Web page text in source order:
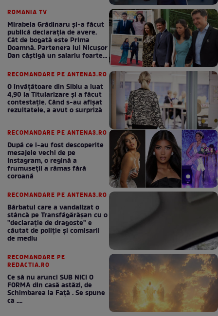
ROMANIA TV
Mirabela Grădinaru și-a făcut
publică declarația de avere.
Cât de bogată este Prima
Doamnă. Partenera lui Nicușor
Dan câștigă un salariu foarte
RECOMANDARE PE ANTENA3.RO
O învățătoare din Sibiu a luat
4,90 la Titularizare și a făcut
contestație. Când s-au afișat
rezultatele, a avut o surpriză
RECOMANDARE PE ANTENA3.RO
După ce i-au fost descoperite
mesajele vechi de pe
Instagram, o regină a
frumuseții a rămas fără
coroană
RECOMANDARE PE ANTENA3.RO
Bărbatul care a vandalizat o
stâncă pe Transfăgărășan cu o
"declaraţie de dragoste" e
căutat de poliție și comisarii
de mediu
RECOMANDARE PE
REDACTIA.RO
Ce să nu arunci SUB NICI O
FORMA din casă astăzi, de
Schimbarea la Față . Se spune
ca ....